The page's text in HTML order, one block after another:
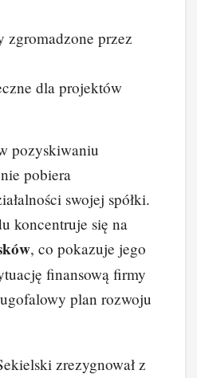
zgromadzone przez
dla projektów
pozyskiwaniu
pobiera
swojej spółki.
koncentruje się na
, co pokazuje jego
finansową firmy
plan rozwoju
zrezygnował z